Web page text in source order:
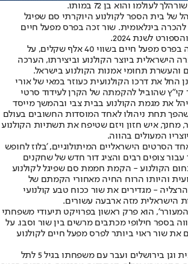
שורהלך לעולמו והוא בן 72 במותו.
של בית הספר לקולנוע היוקרתי סם שפיגל
להכרה בינלאומית. שור זכה בפרס מפעל חיים
לשנת 2024.
לאחרונה בפרס מפעל חיים בשווי 40 אלף שקלים, על
הישראלית ביוצר הקולנוע וביצירתו, הערכה
והעשרת תחומי אמנות הקולנוע בישראל.
החל את דרכו הקולנועית כעוזר במאי של אורי
קי"ץ שהוביל להקמתה של הקרן לעידוד סרטי
את מגמת הקולנוע בבית צבי ובהמשך מייסד
תחת ניהולו לאחד המוסדות החשובים בעולם
מחנך, איש חזון ויזם שטיפח את תשתיות הקולנוע
המעולים בהווה.
הסרטים הישראליים המיתולוגיים, 'בלוז לחופש
עבור צופים רבים והציג דור חדש של שחקנים
הקולנוע - הקמת חממת סם שפיגל לקולנוע
והיותו הרוח החיה מאחורי הקמתם של
- מגדירים את שור ככוח טבע קולנועי
הישראלית מזה ארבעה עשורים.
הוא פרק ראשון בפרויקט תיעודי משפחתי
בספר חילופי מכתבים מרשים בין שור וסבו. על
את שור ראוי ביותר לפרס מפעל חיים לקולנוע
רנן שור נולד בשכונת בית וגן בירושלים ועבר עם משפחתו בגיל 5 לתל